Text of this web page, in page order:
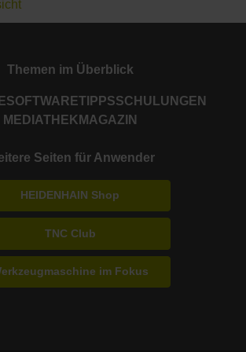
Themen im Überblick
SOFTWARETIPPSSCHULUNGEN
MEDIATHEK MAGAZIN
Seiten für Anwender
HEIDENHAIN Shop
TNC Club
im Fokus